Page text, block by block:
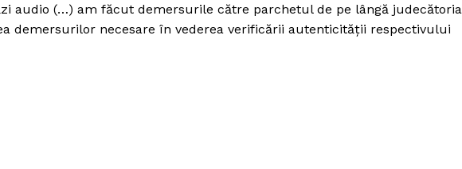
audio (…) am făcut demersurile către parchetul de pe lângă judecătoria
demersurilor necesare în vederea verificării autenticității respectivului